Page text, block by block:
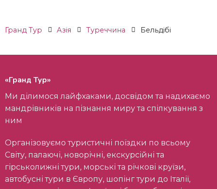
Гранд Тур Азія Туреччина Бельдібі
«Гранд Тур»
Ми ділимося лайфхаками, досвідом та надихаємо
мандрівників на пізнання миру та спілкування з
ним
Організовуємо туристичні поїздки по всьому
Світу, палаючі, новорічні, екскурсійні та
гірськолижні тури, морські та річкові круїзи,
автобусні тури в Європу, шопінг тури до Італії,